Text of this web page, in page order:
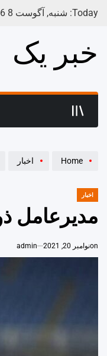
Today: شنبه, آگوست 8 2026
خبر یک
Home اخبار
POSTED
اخبار
مدیرعامل
onنوامبر 20, 2021 admin